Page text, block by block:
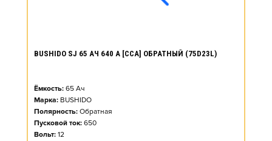
BUSHIDO SJ 65 АЧ 640 А [CCA] ОБРАТНЫЙ (75D23L)
Ёмкость: 65 Ач
Марка: BUSHIDO
Полярность: Обратная
Пусковой ток: 650
Вольт: 12